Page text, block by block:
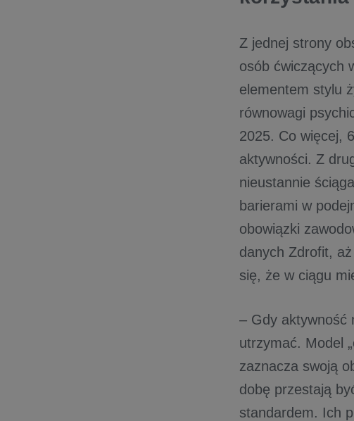
Z jednej strony
osób ćwiczących
elementem stylu
równowagi
2025. Co więcej,
aktywności. Z
nieustannie
barierami w
obowiązki
danych Zdrofit,
się, że w ciągu
– Gdy aktywność
utrzymać. Model
zaznacza swoją
dobę przestają
standardem. Ich